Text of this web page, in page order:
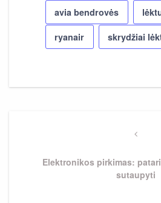
avia bendrovės
ryanair skrydžiai
Elektronikos pirkimas:
sutaupyti